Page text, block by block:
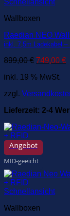
Schnellansicht
Wallboxen
Raedian NEO
inkl. 7,5m Ladekabel
899,00€
war:
749,00 €
inkl. 19 % MwSt.
zzgl.
Lieferzeit: 2-4
Angebot
MID-geeicht
Schnellansicht
Wallboxen